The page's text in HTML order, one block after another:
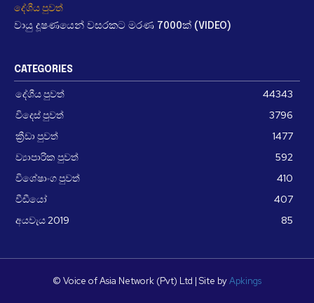
දේශීය පුවත්
වායු දූෂණයෙන් වසරකට මරණ 7000ක් (VIDEO)
CATEGORIES
දේශීය පුවත්
44343
විදෙස් පුවත්
3796
ක්‍රීඩා පුවත්
1477
ව්‍යාපාරික පුවත්
592
විශේෂාංග පුවත්
410
වීඩීයෝ
407
අයවැය 2019
85
© Voice of Asia Network (Pvt) Ltd | Site byApkings